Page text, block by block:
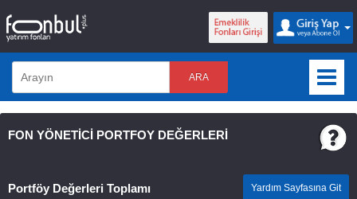
ARA
FON YÖNETİCİ PORTFOY DEĞERLERİ
Portföy Değerleri Toplamı Yardım Sayfasına Git